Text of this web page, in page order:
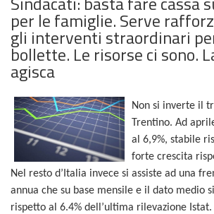
per le famiglie. Serve
gli interventi straordinari
bollette. Le risorse ci sono.
agisca
Non si inverte il
Trentino. Ad
al 6,9%, stabile
forte crescita
Nel resto d’Italia invece si assiste ad una
annua che su base mensile e il dato medio
rispetto al 6.4% dell’ultima rilevazione